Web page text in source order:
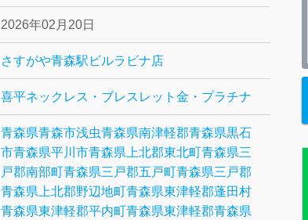
2026年02月20日
さすがや青森駅ビルラビナ店
喜平ネックレス・ブレスレット金・プラチナ
青森県青森市浅虫青森県南津軽郡青森県黒石
市青森県平川市青森県上北郡東北町青森県三
戸郡南部町青森県三戸郡五戸町青森県三戸郡
青森県上北郡野辺地町青森県東津軽郡蓬田村
青森県東津軽郡平内町青森県東津軽郡青森県